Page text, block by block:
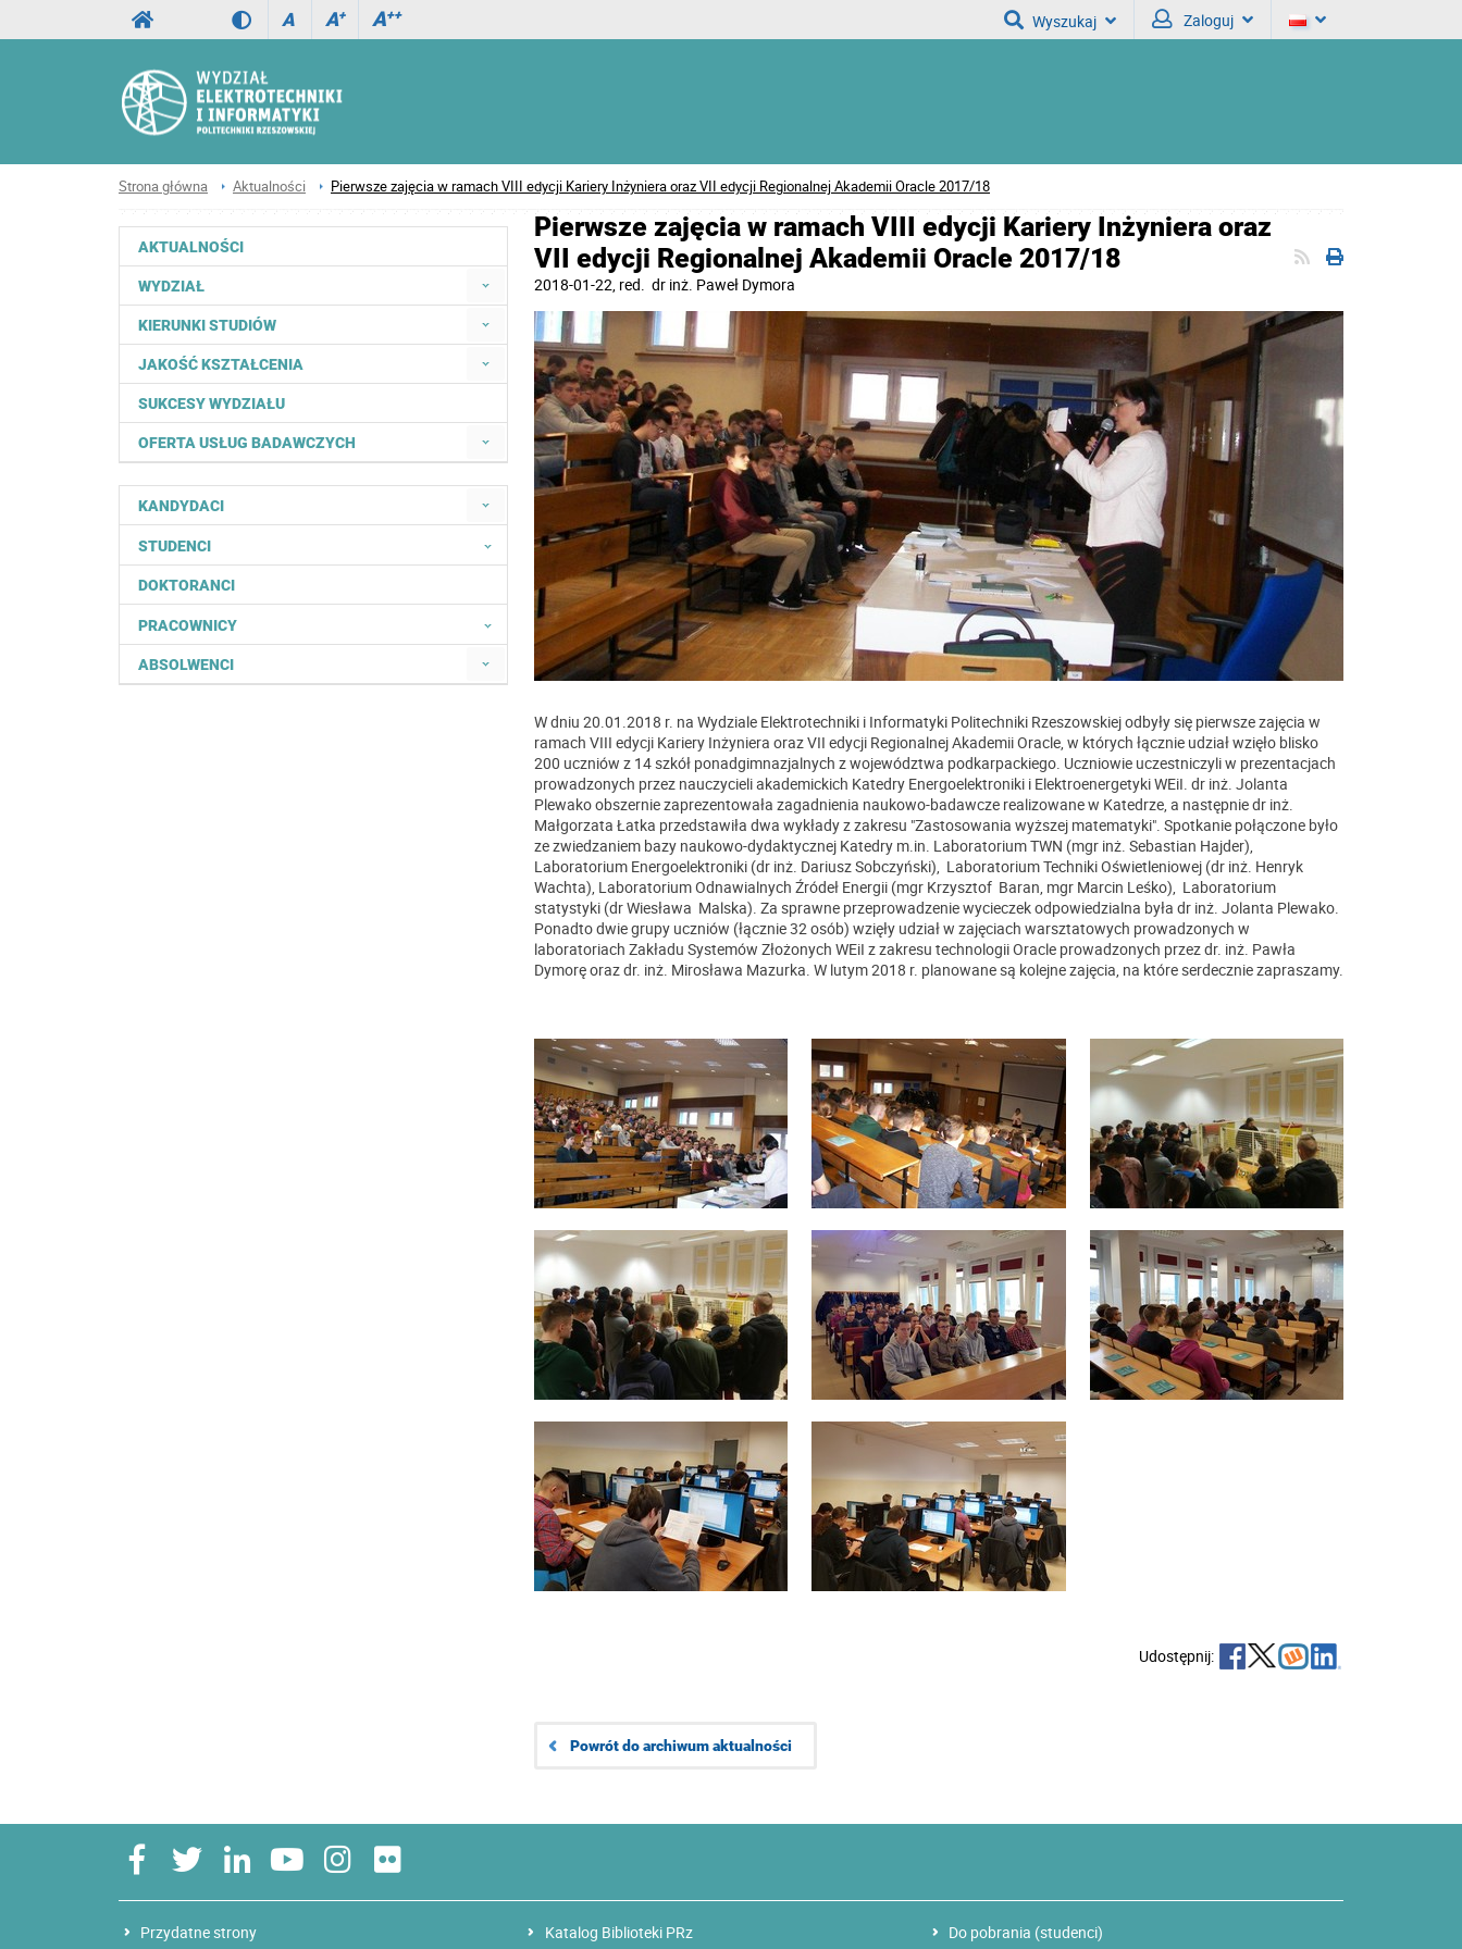
A A+ A++ Wyszukaj Zaloguj
Strona główna Aktualności Pierwsze zajęcia w ramach VIII edycji Kariery Inżyniera oraz VII edycji Regionalnej Akademii Oracle 2017/18
AKTUALNOŚCI
WYDZIAŁ
KIERUNKI STUDIÓW
JAKOŚĆ KSZTAŁCENIA
SUKCESY WYDZIAŁU
OFERTA USŁUG BADAWCZYCH
KANDYDACI
STUDENCI
DOKTORANCI
PRACOWNICY
ABSOLWENCI
Pierwsze zajęcia w ramach VIII edycji Kariery Inżyniera oraz
VII edycji Regionalnej Akademii Oracle 2017/18
2018-01-22, red. dr inż. Paweł Dymora
W dniu 20.01.2018 r. na Wydziale Elektrotechniki i Informatyki Politechniki Rzeszowskiej odbyły się pierwsze zajęcia w
ramach VIII edycji Kariery Inżyniera oraz VII edycji Regionalnej Akademii Oracle, w których łącznie udział wzięło blisko
200 uczniów z 14 szkół ponadgimnazjalnych z województwa podkarpackiego. Uczniowie uczestniczyli w prezentacjach
prowadzonych przez nauczycieli akademickich Katedry Energoelektroniki i Elektroenergetyki WEiI. dr inż. Jolanta
Plewako obszernie zaprezentowała zagadnienia naukowo-badawcze realizowane w Katedrze, a następnie dr inż.
Małgorzata Łatka przedstawiła dwa wykłady z zakresu "Zastosowania wyższej matematyki". Spotkanie połączone było
ze zwiedzaniem bazy naukowo-dydaktycznej Katedry m.in. Laboratorium TWN (mgr inż. Sebastian Hajder),
Laboratorium Energoelektroniki (dr inż. Dariusz Sobczyński), Laboratorium Techniki Oświetleniowej (dr inż. Henryk
Wachta), Laboratorium Odnawialnych Źródeł Energii (mgr Krzysztof Baran, mgr Marcin Leśko), Laboratorium
statystyki (dr Wiesława Malska). Za sprawne przeprowadzenie wycieczek odpowiedzialna była dr inż. Jolanta Plewako.
Ponadto dwie grupy uczniów (łącznie 32 osób) wzięły udział w zajęciach warsztatowych prowadzonych w
laboratoriach Zakładu Systemów Złożonych WEiI z zakresu technologii Oracle prowadzonych przez dr. inż. Pawła
Dymorę oraz dr. inż. Mirosława Mazurka. W lutym 2018 r. planowane są kolejne zajęcia, na które serdecznie zapraszamy.
Udostępnij:
Powrót do archiwum aktualności
Przydatne strony Katalog Biblioteki PRz Do pobrania (studenci)